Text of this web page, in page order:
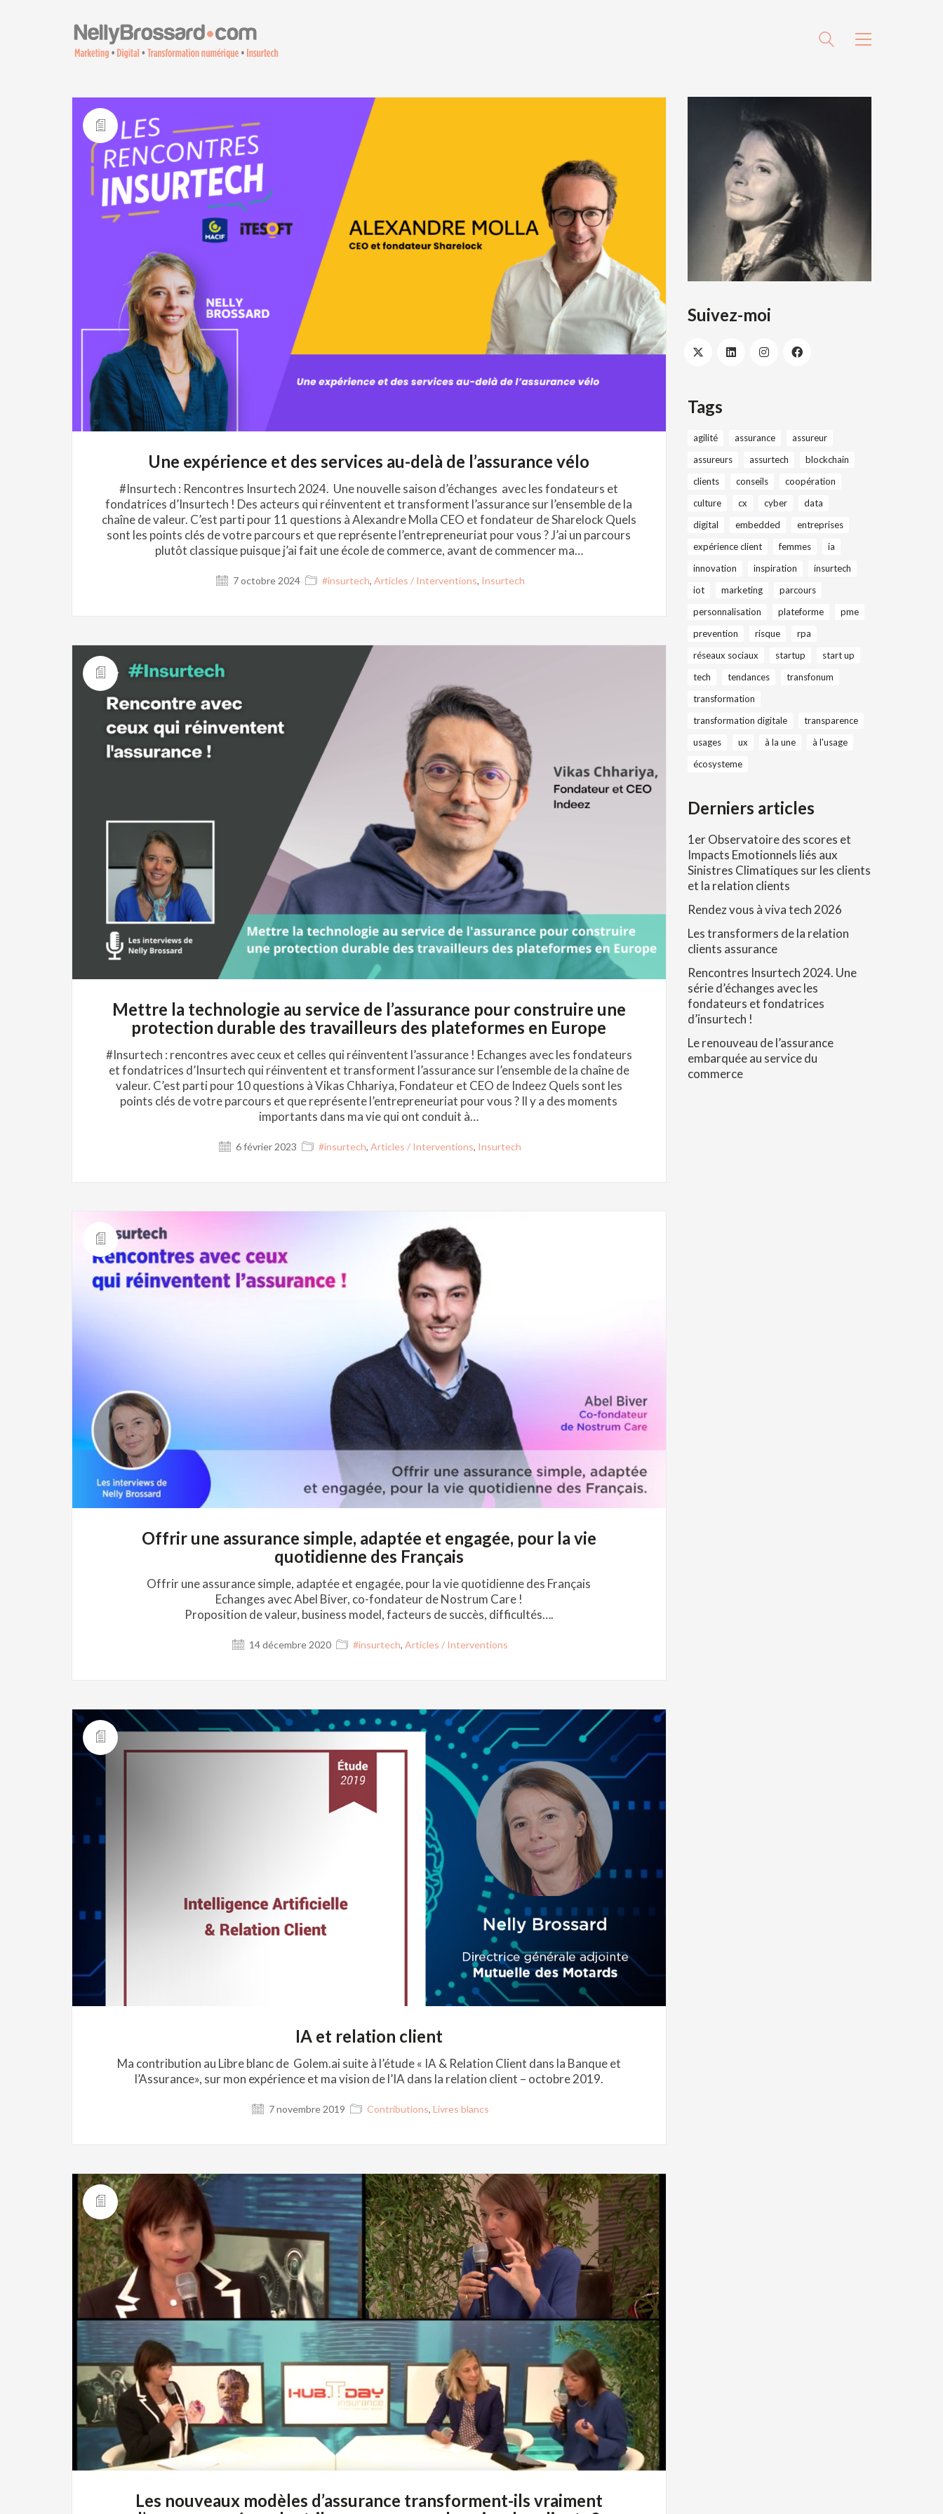
Une expérience et des services au-delà de l’assurance vélo
#Insurtech : Rencontres Insurtech 2024. Une nouvelle saison d’échanges avec les fondateurs et
fondatrices d’Insurtech ! Des acteurs qui réinventent et transforment l’assurance sur l’ensemble de la
chaîne de valeur. C’est parti pour 11 questions à Alexandre Molla CEO et fondateur de Sharelock Quels
sont les points clés de votre parcours et que représente l’entrepreneuriat pour vous ? J’ai un parcours
plutôt classique puisque j’ai fait une école de commerce, avant de commencer ma…
7 octobre 2024 #insurtech, Articles / Interventions, Insurtech
Mettre la technologie au service de l’assurance pour construire une
protection durable des travailleurs des plateformes en Europe
#Insurtech : rencontres avec ceux et celles qui réinventent l’assurance ! Echanges avec les fondateurs
et fondatrices d’Insurtech qui réinventent et transforment l’assurance sur l’ensemble de la chaîne de
valeur. C’est parti pour 10 questions à Vikas Chhariya, Fondateur et CEO de Indeez Quels sont les
points clés de votre parcours et que représente l’entrepreneuriat pour vous ? Il y a des moments
importants dans ma vie qui ont conduit à…
6 février 2023 #insurtech,Articles / Interventions, Insurtech
Offrir une assurance simple, adaptée et engagée, pour la vie
quotidienne des Français
Offrir une assurance simple, adaptée et engagée, pour la vie quotidienne des Français
Echanges avec Abel Biver, co-fondateur de Nostrum Care !
Proposition de valeur, business model, facteurs de succès, difficultés….
14 décembre 2020 #insurtech,Articles / Interventions
IA et relation client
Ma contribution au Libre blanc de Golem.ai suite à l’étude « IA & Relation Client dans la Banque et
l’Assurance», sur mon expérience et ma vision de l’IA dans la relation client – octobre 2019.
7 novembre 2019 Contributions, Livres blancs
Les nouveaux modèles d’assurance transforment-ils vraiment
Suivez-moi
Tags
agilité assurance
assureur
assureurs
assurtech
blockchain
clients
conseils
coopération
culture
cx cyber
data
digital
embedded
entreprises
expérience client
femmes
ia
innovation
inspiration
insurtech
iot
marketing
parcours
personnalisation
plateforme
pme
prevention
risque
rpa
réseaux sociaux
startup
start up
tech
tendances
transfonum
transformation
transformation digitale
transparence
usages
ux à la une
à l'usage
écosysteme
Derniers articles
1er Observatoire des scores et
Impacts Emotionnels liés aux
Sinistres Climatiques sur les clients
et la relation clients
Rendez vous à viva tech 2026
Les transformers de la relation
clients assurance
Rencontres Insurtech 2024. Une
série d’échanges avec les
fondateurs et fondatrices
d’insurtech !
Le renouveau de l’assurance
embarquée au service du
commerce